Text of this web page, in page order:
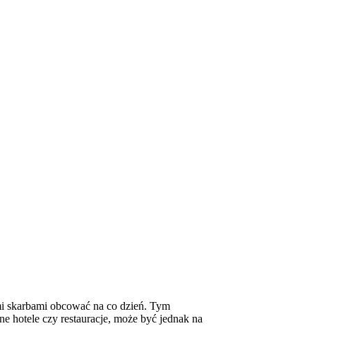
skarbami obcować na co dzień. Tym
hotele czy restauracje, może być jednak na